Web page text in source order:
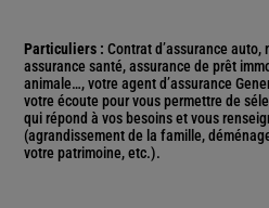
Particuliers : Contrat d’assurance
assurance santé, assurance de prêt
animale…, votre agent d’assurance
votre écoute pour vous permettre de
qui répond à vos besoins et vous
(agrandissement de la famille,
votre patrimoine, etc.).